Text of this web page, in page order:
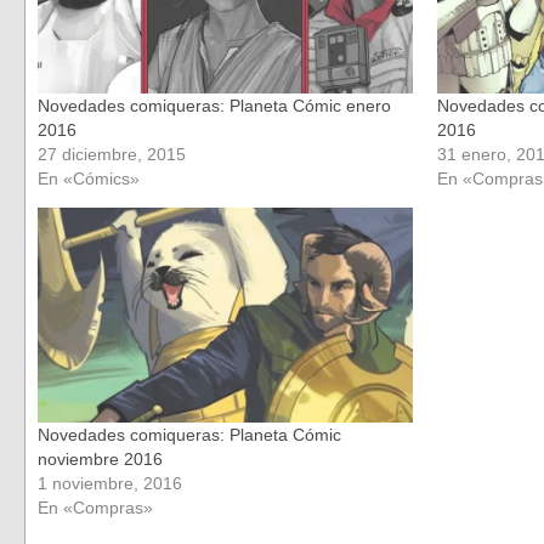
Novedades comiqueras: Planeta Cómic enero
2016
27 diciembre, 2015
En «Cómics»
Novedades
2016
31 enero,
En
Novedades comiqueras: Planeta Cómic
noviembre 2016
1 noviembre, 2016
En «Compras»